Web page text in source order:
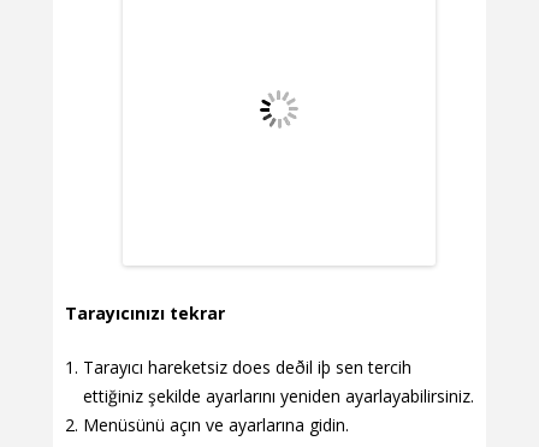
Tarayıcınızı tekrar
Tarayıcı hareketsiz does deðil iþ sen tercih
ettiğiniz şekilde ayarlarını yeniden ayarlayabilirsiniz.
Menüsünü açın ve ayarlarına gidin.